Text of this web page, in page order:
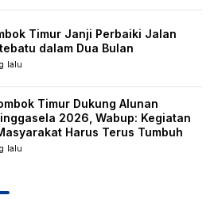
Timur Janji Perbaiki Jalan
dalam Dua Bulan
lalu
Timur Dukung Alunan
2026, Wabup: Kegiatan
Harus Terus Tumbuh
lalu